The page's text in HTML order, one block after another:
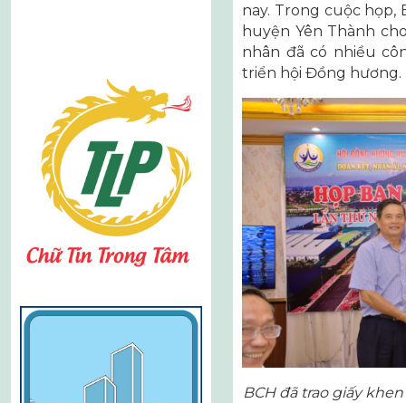
nay. Trong cuộc họp,
huyện Yên Thành
nhân đã có nhiều
triển hội Đồng hương.
BCH đã trao giấy